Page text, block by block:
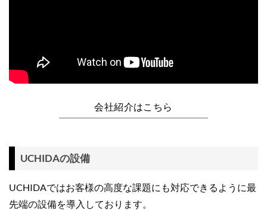
会社紹介はこちら
UCHIDAの設備
UCHIDAではお客様の高度な課題にも対応できるように最
先端の設備を導入しております。